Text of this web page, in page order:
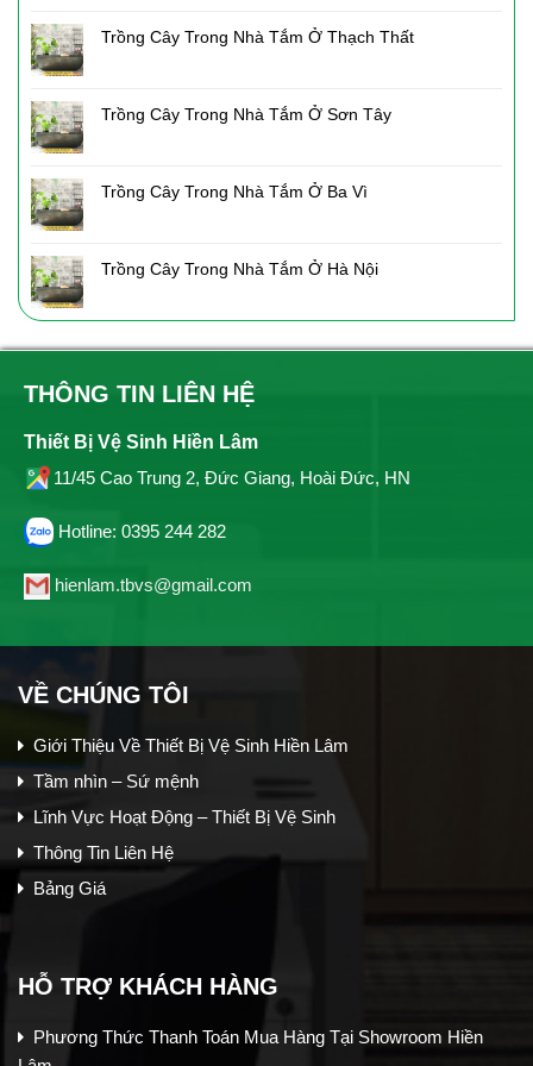
Trồng Cây Trong Nhà Tắm Ở Thạch Thất
Trồng Cây Trong Nhà Tắm Ở Sơn Tây
Trồng Cây Trong Nhà Tắm Ở Ba Vì
Trồng Cây Trong Nhà Tắm Ở Hà Nội
THÔNG TIN LIÊN HỆ
Thiết Bị Vệ Sinh Hiền Lâm
11/45 Cao Trung 2, Đức Giang, Hoài Đức, HN
Hotline: 0395 244 282
hienlam.tbvs@gmail.com
VỀ CHÚNG TÔI
Giới Thiệu Về Thiết Bị Vệ Sinh Hiền Lâm
Tầm nhìn – Sứ mệnh
Lĩnh Vực Hoạt Động – Thiết Bị Vệ Sinh
Thông Tin Liên Hệ
Bảng Giá
HỖ TRỢ KHÁCH HÀNG
Phương Thức Thanh Toán Mua Hàng Tại Showroom Hiền